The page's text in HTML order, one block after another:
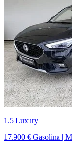
1.5 Luxury
17.900 € Gasolina |